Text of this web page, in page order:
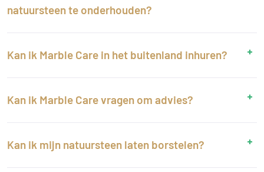
natuursteen te onderhouden?
Kan ik Marble Care in het buitenland inhuren?
Kan ik Marble Care vragen om advies?
Kan ik mijn natuursteen laten borstelen?